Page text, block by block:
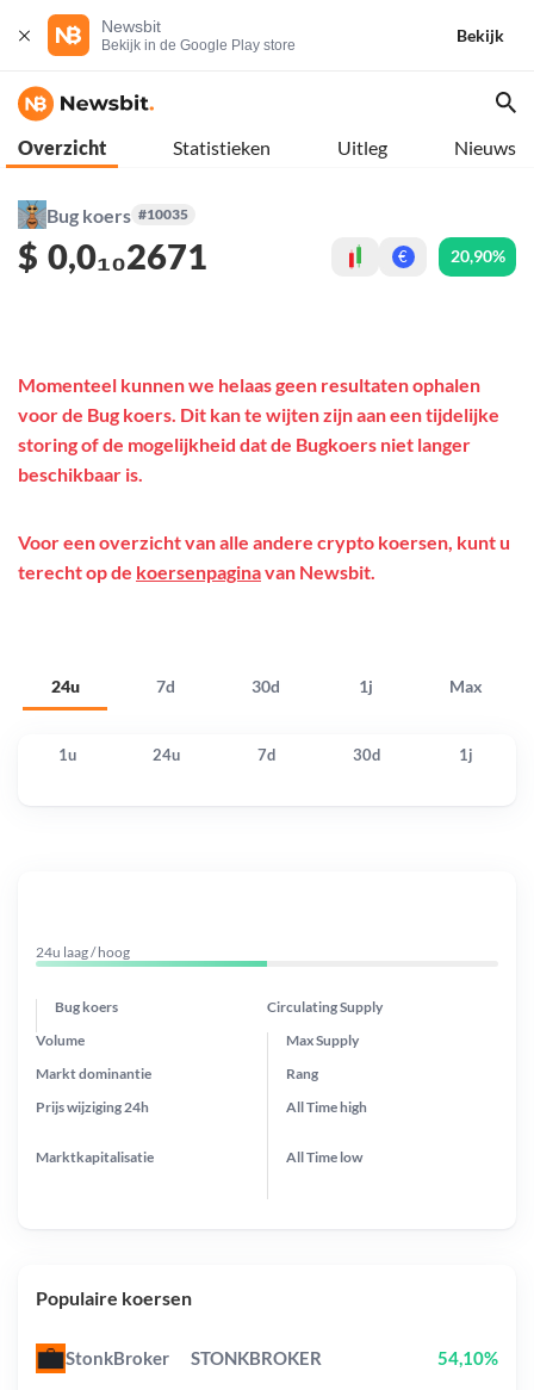
Newsbit
Bekijk in de Google Play store
Bekijk
Overzicht Statistieken Uitleg Nieuws
Bug koers #10035
$ 0,0₁₀2671 € 20,90%
24u 7d 30d 1j Max
Momenteel kunnen we helaas geen resultaten ophalen
voor de Bug koers. Dit kan te wijten zijn aan een tijdelijke
storing of de mogelijkheid dat de Bugkoers niet langer
beschikbaar is.
Voor een overzicht van alle andere crypto koersen, kunt u
terecht op de koersenpaginavan Newsbit.
1u 24u 7d 30d 1j
24u laag / hoog
Bug koers Circulating Supply
Prijs wijziging 24h
Max Supply
Markt dominantie
Marktkapitalisatie
Volume
Rang
All Timehigh
All Time low
Populaire koersen
StonkBroker STONKBROKER 54,10%